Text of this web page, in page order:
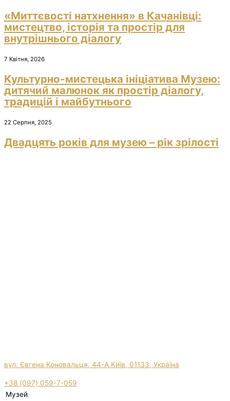
«Миттєвості натхнення» в Качанівці:
мистецтво, історія та простір для
внутрішнього діалогу
7 Квітня, 2026
Культурно-мистецька ініціатива Музею:
дитячий малюнок як простір діалогу,
традицій і майбутнього
22 Серпня, 2025
Двадцять років для музею – рік зрілості
вул. Євгена Коновальця, 44-А Київ, 01133, Україна
+38 (097) 059-7-059
Музей